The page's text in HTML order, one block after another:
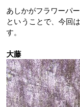
あしかがフラワーパ
ということで、今回
す。
大藤